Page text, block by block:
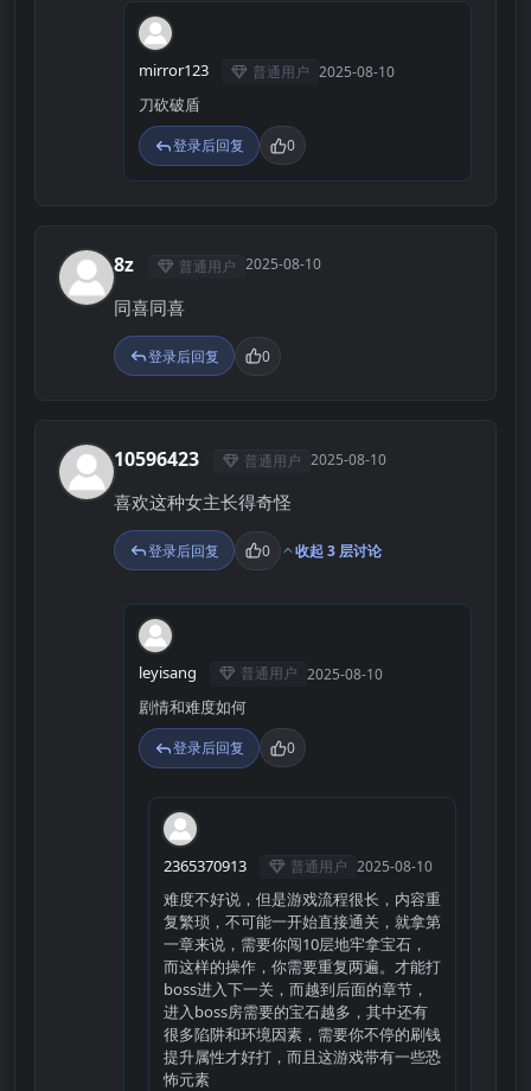
M
mirror123 普通用户 2025-08-10
刀砍破盾
登录后回复 0
8 8z 普通用户 2025-08-10
同喜同喜
登录后回复 0
1 10596423 普通用户 2025-08-10
喜欢这种女主长得奇怪
登录后回复 0 收起 3 层讨论
L
leyisang 普通用户 2025-08-10
剧情和难度如何
登录后回复 0
2
2365370913 普通用户 2025-08-10
难度不好说，但是游戏流程很长，内容重
复繁琐，不可能一开始直接通关，就拿第
一章来说，需要你闯10层地牢拿宝石，
而这样的操作，你需要重复两遍。才能打
boss进入下一关，而越到后面的章节，
进入boss房需要的宝石越多，其中还有
很多陷阱和环境因素，需要你不停的刷钱
提升属性才好打，而且这游戏带有一些恐
怖元素